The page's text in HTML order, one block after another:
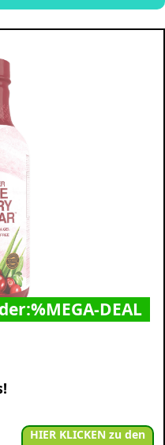
DEAL
HIER KLICKEN zu den